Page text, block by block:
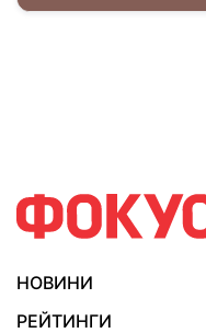
НОВИНИ
РЕЙТИНГИ